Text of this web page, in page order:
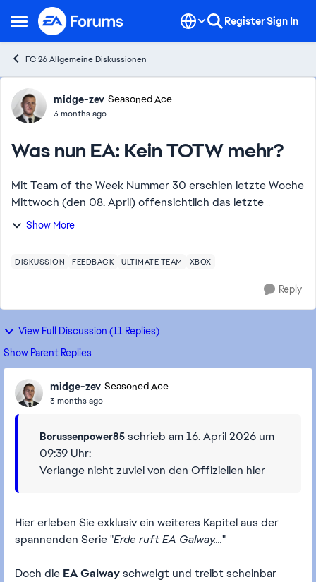
Open Side Menu
Skip to content RegisterSign In
FC 26 Allgemeine Diskussionen
Forum Discussion
midge-zev Seasoned Ace
3 months ago
Was nun EA: Kein TOTW mehr?
Mit Team of the Week Nummer 30 erschien letzte Woche
Mittwoch (den 08. April) offensichtlich das letzte
TOTW!? Mit dem gestrigen Mittwochabend blieb ein
Show More
DISKUSSION FEEDBACK ULTIMATE TEAM XBOX
Reply
View Full Discussion (11 Replies)
Show Parent Replies
midge-zev Seasoned Ace
3 months ago
Borussenpower85 schrieb am 16. April 2026 um
09:39 Uhr:
Verlange nicht zuviel von den Offiziellen hier
Hier erleben Sie exklusiv ein weiteres Kapitel aus der
spannenden Serie "Erde ruft EA Galway...."
Doch die EA Galwayschweigt und treibt scheinbar